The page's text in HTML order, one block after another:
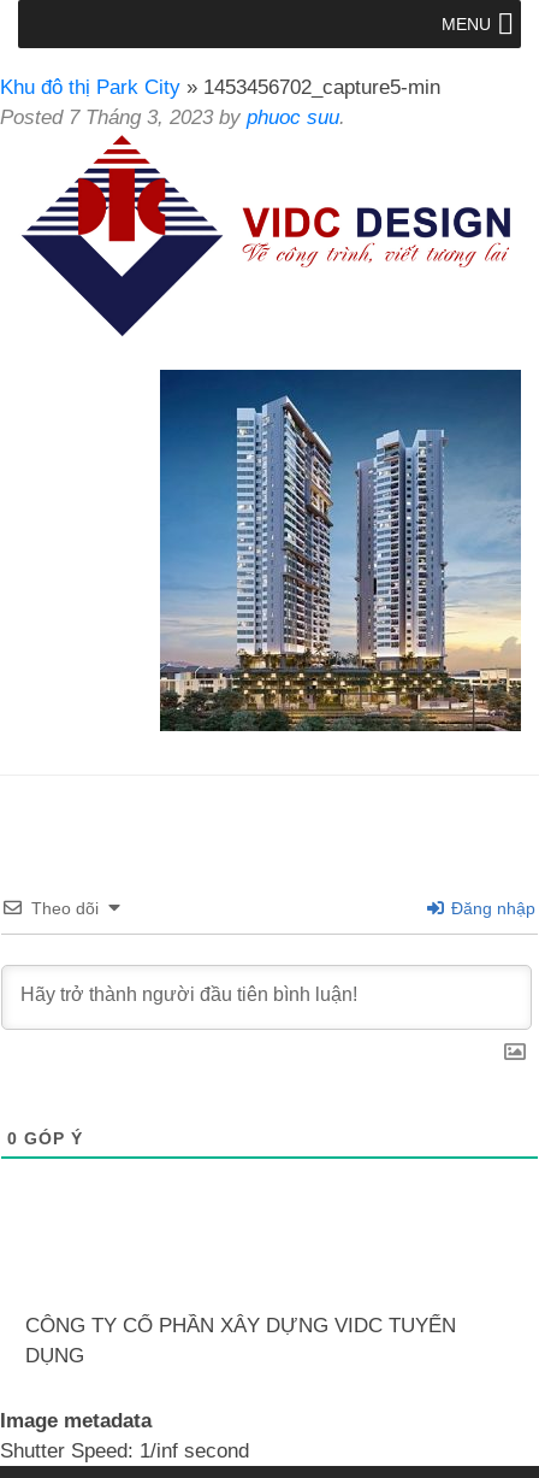
MENU
Khu đô thị Park City » 1453456702_capture5-min
Posted 7 Tháng 3, 2023by phuoc suu.
Theo dõi Đăng nhập
0 GÓP Ý
CÔNG TY CỔ PHẦN XÂY DỰNG VIDC TUYỂN
DỤNG
Image metadata
Shutter Speed: 1/inf second